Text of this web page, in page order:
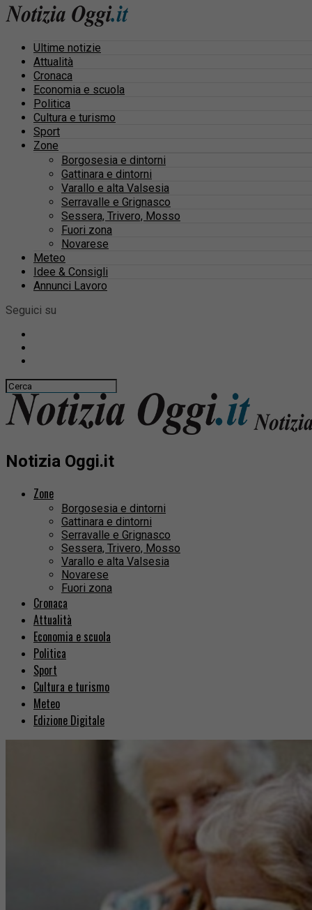
Ultime notizie
Attualità
Cronaca
Economia e scuola
Politica
Cultura e turismo
Sport
Zone
Borgosesia e dintorni
Gattinara e dintorni
Varallo e alta Valsesia
Serravalle e Grignasco
Sessera, Trivero, Mosso
Fuori zona
Novarese
Meteo
Idee & Consigli
Annunci Lavoro
Seguici su
Notizia Oggi.it
Zone
Borgosesia e dintorni
Gattinara e dintorni
Serravalle e Grignasco
Sessera, Trivero, Mosso
Varallo e alta Valsesia
Novarese
Fuori zona
Cronaca
Attualità
Economia e scuola
Politica
Sport
Cultura e turismo
Meteo
Edizione Digitale